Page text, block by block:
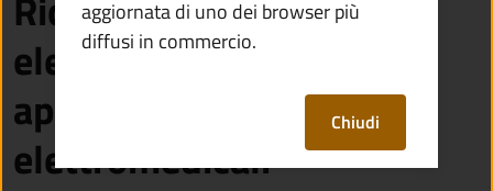
elettrico per
apparecchiature
elettromedicali
aggiornata di uno dei browser più
diffusi in commercio.
Chiudi